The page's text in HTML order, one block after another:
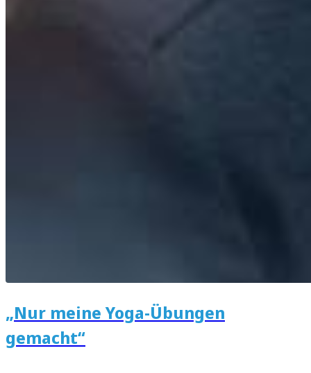
„Nur meine Yoga-Übungen
gemacht“